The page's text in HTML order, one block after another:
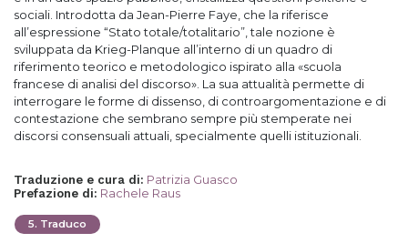
sociali. Introdotta da Jean-Pierre Faye, che la riferisce
all’espressione “Stato totale/totalitario”, tale nozione è
sviluppata da Krieg-Planque all’interno di un quadro di
riferimento teorico e metodologico ispirato alla «scuola
francese di analisi del discorso». La sua attualità permette di
interrogare le forme di dissenso, di controargomentazione e di
contestazione che sembrano sempre più stemperate nei
discorsi consensuali attuali, specialmente quelli istituzionali.
Traduzione e cura di: Patrizia Guasco
Prefazione di: Rachele Raus
5. Traduco